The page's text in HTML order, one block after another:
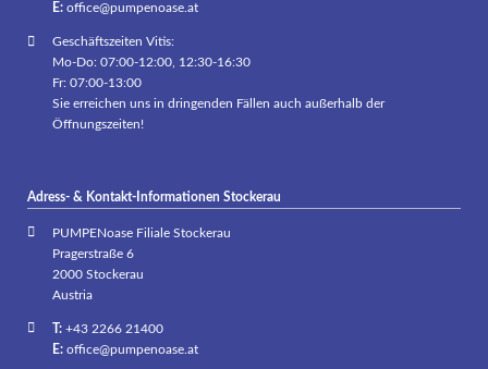
E: office@pumpenoase.at
Geschäftszeiten Vitis:
Mo-Do: 07:00-12:00, 12:30-16:30
Fr: 07:00-13:00
Sie erreichen uns in dringenden Fällen auch außerhalb der
Öffnungszeiten!
Adress- & Kontakt-Informationen Stockerau
PUMPENoase Filiale Stockerau
Pragerstraße 6
2000 Stockerau
Austria
T:+43 2266 21400
E: office@pumpenoase.at